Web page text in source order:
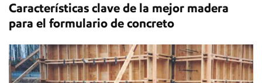
Características clave de la mejor madera
para el formulario de concreto